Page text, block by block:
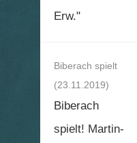
Erw."
Biberach spielt
(23.11.2019)
Biberach
spielt! Martin-